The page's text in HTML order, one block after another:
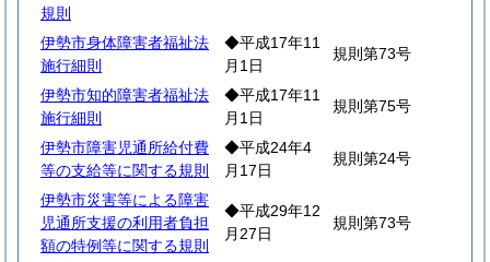
規則
伊勢市身体障害者福祉法
施行細則
◆平成17年11
月1日
規則第73号
伊勢市知的障害者福祉法
施行細則
◆平成17年11
月1日
規則第75号
伊勢市障害児通所給付費
等の支給等に関する規則
◆平成24年4
月17日
規則第24号
伊勢市災害等による障害
児通所支援の利用者負担
額の特例等に関する規則
◆平成29年12
月27日
規則第73号